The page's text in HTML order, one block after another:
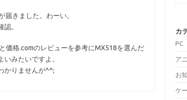
きました。わーい。
。
価格.comのレビューを参考にMX518を選んだ
みたいですよ。
かりませんが^^;
カ
PC
ア
お
ケ